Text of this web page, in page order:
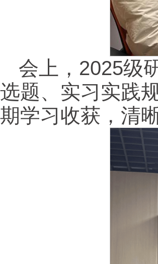
会上，2025级
选题、实习实践
期学习收获，清